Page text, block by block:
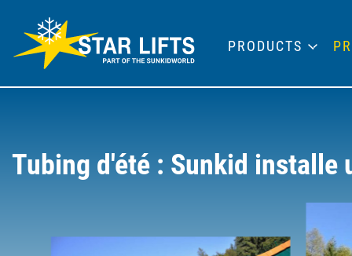
Tubing d'été : Sunkid
PRODUCTS